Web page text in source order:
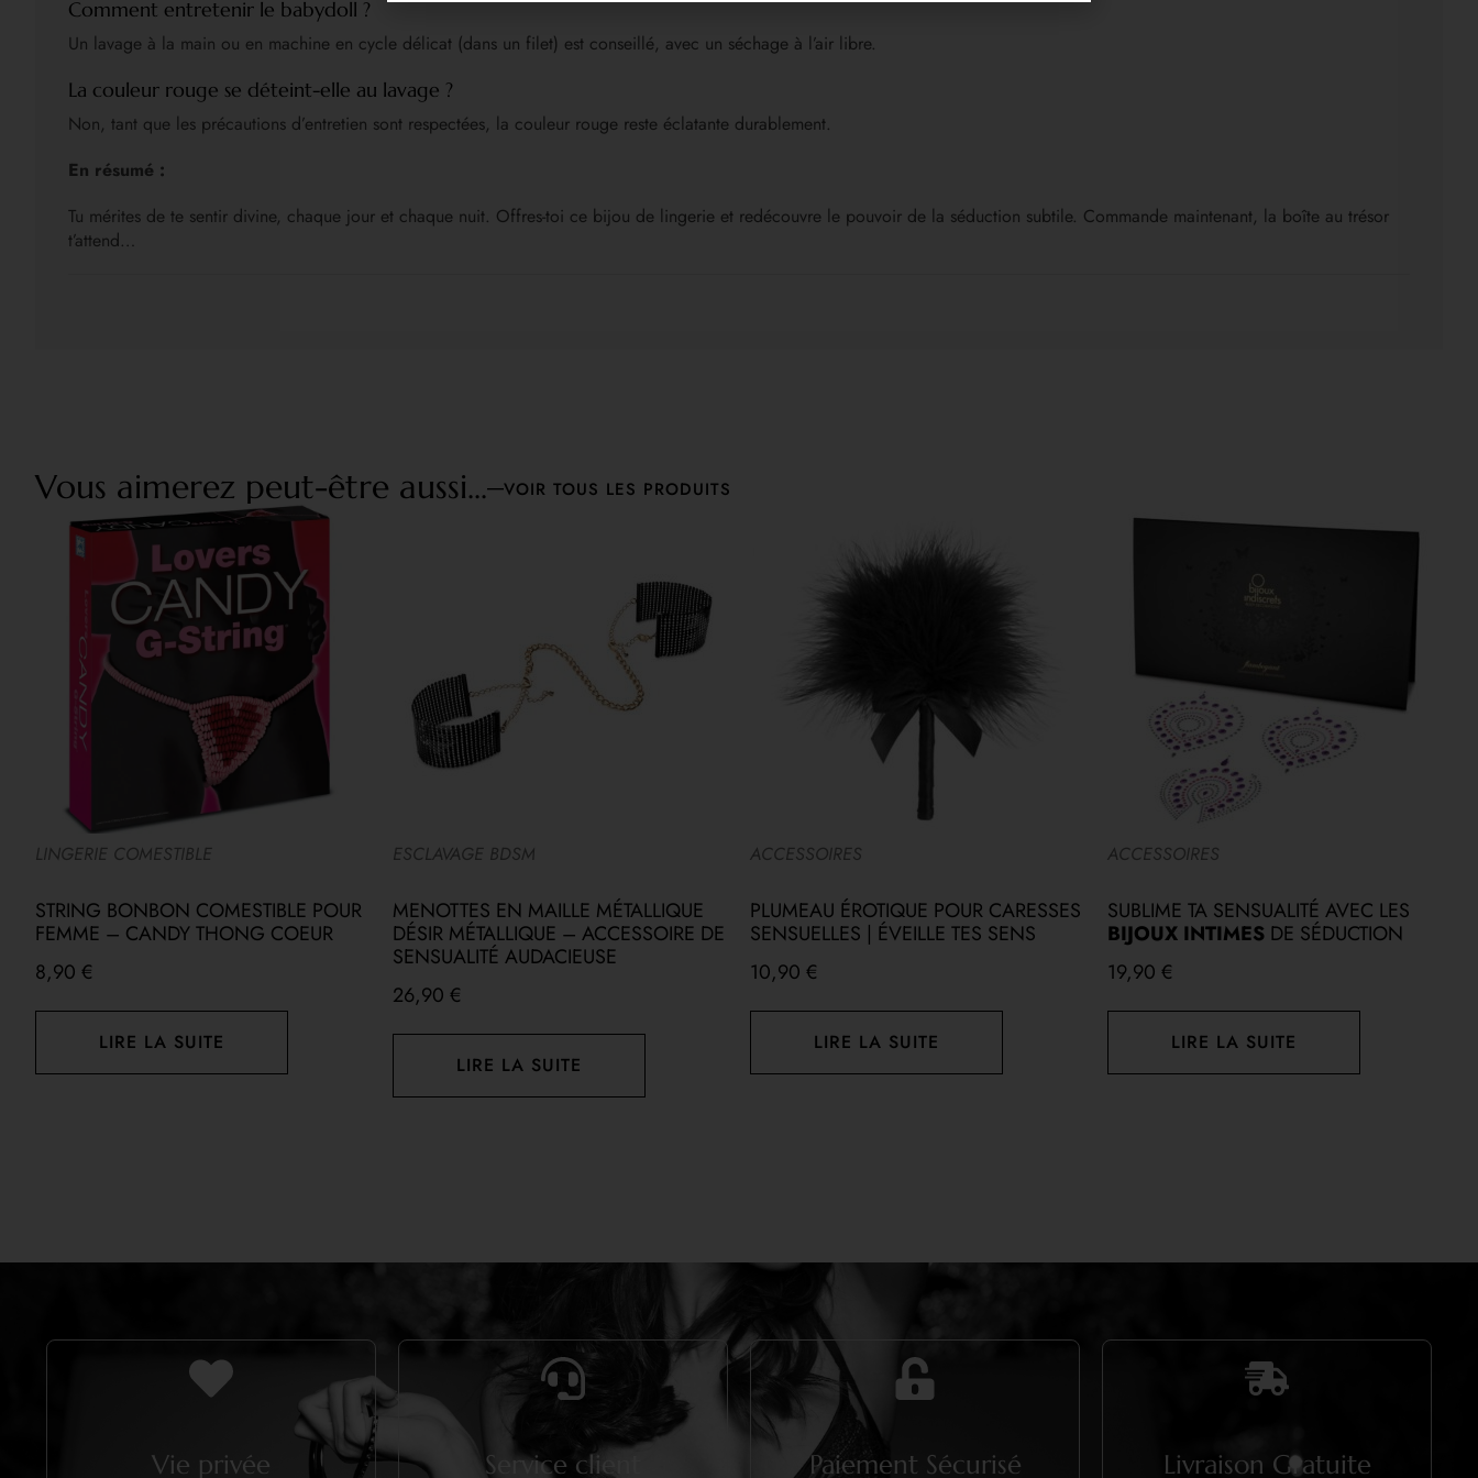
Comment entretenir le babydoll ?
Un lavage à la main ou en machine en cycle délicat (dans un filet) est conseillé, avec un séchage à l’air libre.
La couleur rouge se déteint-elle au lavage ?
Non, tant que les précautions d’entretien sont respectées, la couleur rouge reste éclatante durablement.
En résumé :
Tu mérites de te sentir divine, chaque jour et chaque nuit. Offres-toi ce bijou de lingerie et redécouvre le pouvoir de la séduction subtile. Commande maintenant, la boîte au trésor
t’attend…
Vous aimerez peut-être aussi... VOIR TOUS LES PRODUITS
LINGERIE COMESTIBLE
STRING BONBON COMESTIBLE POUR
FEMME – CANDY THONG COEUR
8,90 €
LIRE LA SUITE
ESCLAVAGE BDSM
MENOTTES EN MAILLE MÉTALLIQUE
DÉSIR MÉTALLIQUE – ACCESSOIRE DE
SENSUALITÉ AUDACIEUSE
26,90 €
LIRE LA SUITE
ACCESSOIRES
PLUMEAU ÉROTIQUE POUR CARESSES
SENSUELLES | ÉVEILLE TES SENS
10,90 €
LIRE LA SUITE
ACCESSOIRES
SUBLIME TA SENSUALITÉ AVEC LES
BIJOUX INTIMES DE SÉDUCTION
19,90 €
LIRE LA SUITE
Vie privée Service client Paiement Sécurisé Livraison Gratuite